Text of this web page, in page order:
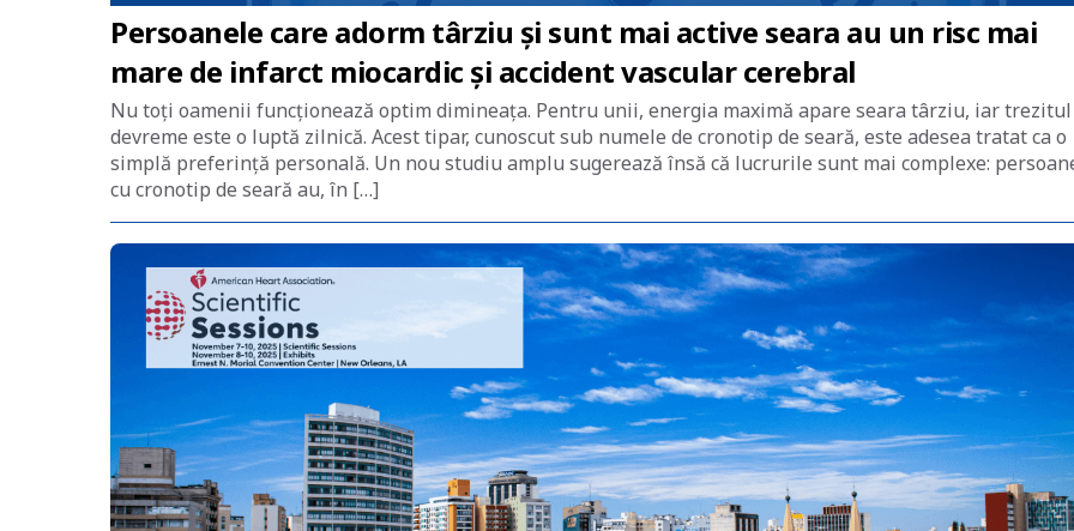
Persoanele care adorm târziu și sunt mai active seara au un risc mai
mare de infarct miocardic și accident vascular cerebral
Nu toți oamenii funcționează optim dimineața. Pentru unii, energia maximă apare seara târziu, iar trezitul
devreme este o luptă zilnică. Acest tipar, cunoscut sub numele de cronotip de seară, este adesea tratat ca o
simplă preferință personală. Un nou studiu amplu sugerează însă că lucrurile sunt mai complexe:
cu cronotip de seară au, în […]